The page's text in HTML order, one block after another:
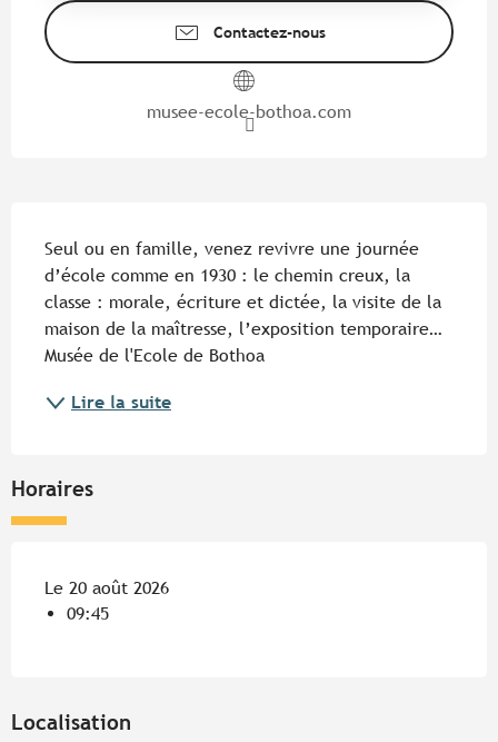
Contactez-nous
musee-ecole-bothoa.com
Seul ou en famille, venez revivre une journée
d’école comme en 1930 : le chemin creux, la
classe : morale, écriture et dictée, la visite de la
maison de la maîtresse, l’exposition temporaire…
Musée de l'Ecole de Bothoa
Lire la suite
Horaires
Le 20 août 2026
09:45
Localisation